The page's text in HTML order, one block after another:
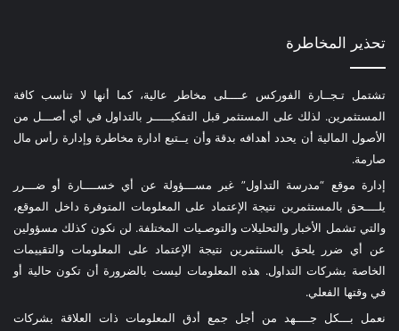
تحذير المخاطرة
تشتمل تـجــارة الفوركس عــــلى مخاطر عالية، كما أنها لا تناسب كافة
المستثمرين. لذلك على المستثمر قبل التفكيـــــر بالتداول في أي أصـــل من
الأصول المالية أن يحدد أهدافه بدقة وأن يــتبع ادارة مخاطرة وإدارة رأس مال
صارمة.
إدارة موقع “مدرسة التداول” غير مســـؤولة عن أي خســــارة أو ضـــرر
يلــــحق بالمستثمرين نتيجة الإعتماد على المعلومات المتوفرة داخل الموقع،
والتي تشمل الأخبار والتحليلات والتوصـيات المختلفة. لن نكون كذلك مسؤولين
عن أي ضرر يلحق بالستثمرين نتيجة الإعتماد على المعلومات والتقييمات
الخاصة بشركات التداول. هذه المعلومات ليست بالضرورة أن تكون حالية أو
في وقتها الفعلي.
نعمل بـــكل جــــهد من أجل جمع أدق المعلومات ذات العلاقة بشركات